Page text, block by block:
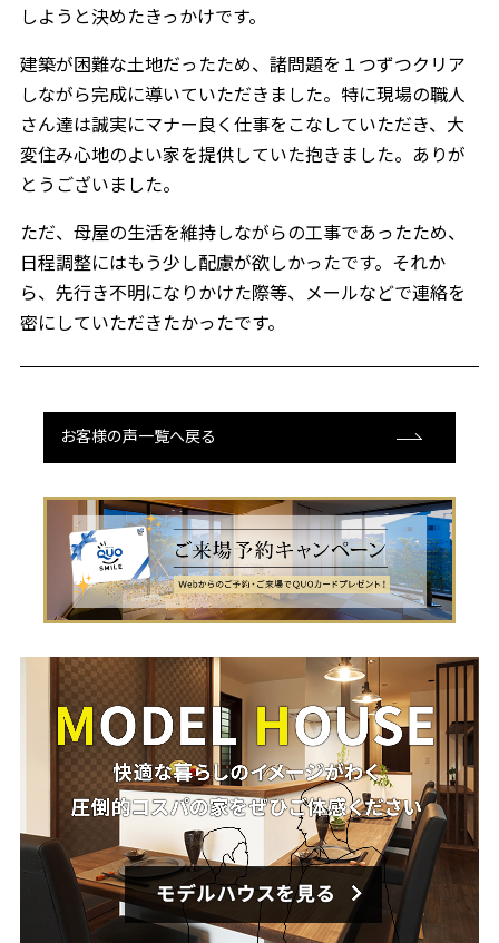
しようと決めたきっかけです。
建築が困難な土地だったため、諸問題を１つずつクリア
しながら完成に導いていただきました。特に現場の職人
さん達は誠実にマナー良く仕事をこなしていただき、大
変住み心地のよい家を提供していた抱きました。ありが
とうございました。
ただ、母屋の生活を維持しながらの工事であったため、
日程調整にはもう少し配慮が欲しかったです。それか
ら、先行き不明になりかけた際等、メールなどで連絡を
密にしていただきたかったです。
お客様の声一覧へ戻る